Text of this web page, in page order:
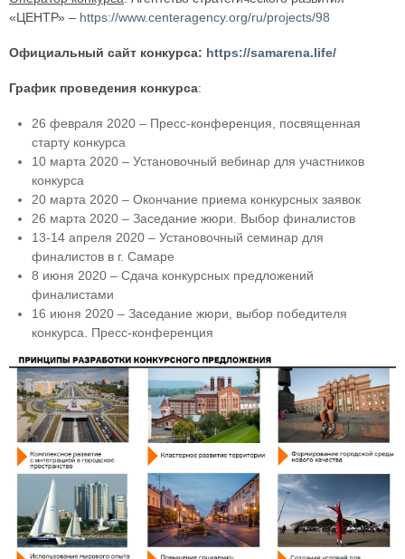
«ЦЕНТР» – https://www.centeragency.org/ru/projects/98
Официальный сайт конкурса: https://samarena.life/
График проведения конкурса:
26 февраля 2020 – Пресс-конференция, посвященная
старту конкурса
10 мартa 2020 – Установочный вебинар для участников
конкурса
20 мартa 2020 – Окончание приема конкурсных заявок
26 мартa 2020 – Заседание жюри. Выбор финалистов
13-14 апреля 2020 – Установочный семинар для
финалистов в г. Самаре
8 июня 2020 – Сдача конкурсных предложений
финалистами
16 июня 2020 – Заседание жюри, выбор победителя
конкурса. Пресс-конференция